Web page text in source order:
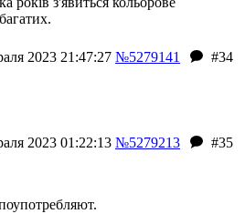
2023 21:47:27 №5279141
#34
2023 01:22:13 №5279213
#35